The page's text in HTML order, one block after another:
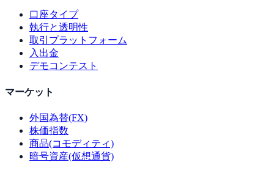
口座タイプ
執行と透明性
取引プラットフォーム
入出金
デモコンテスト
マーケット
外国為替(FX)
株価指数
商品(コモディティ)
暗号資産(仮想通貨)